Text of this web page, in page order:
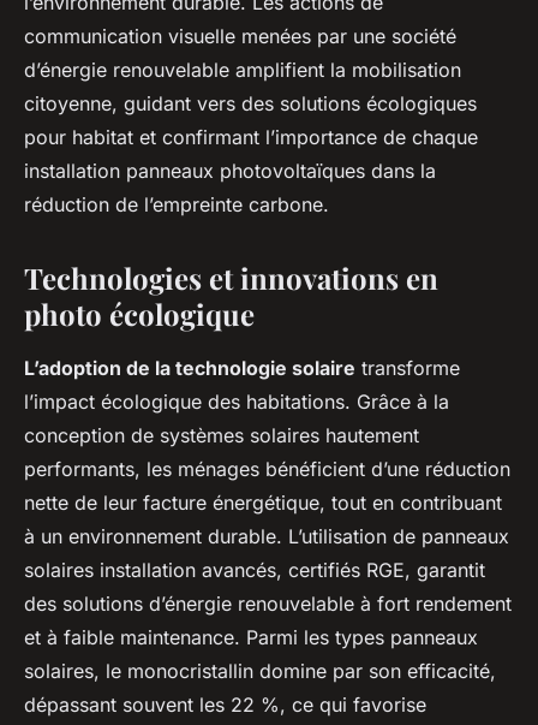
communication visuelle menées par une société
d’énergie renouvelable amplifient la mobilisation
citoyenne, guidant vers des solutions écologiques
pour habitat et confirmant l’importance de chaque
installation panneaux photovoltaïques dans la
réduction de l’empreinte carbone.
Technologies et innovations en
photo écologique
L’adoption de la technologie solaire transforme
l’impact écologique des habitations. Grâce à la
conception de systèmes solaires hautement
performants, les ménages bénéficient d’une réduction
nette de leur facture énergétique, tout en contribuant
à un environnement durable. L’utilisation de panneaux
solaires installation avancés, certifiés RGE, garantit
des solutions d’énergie renouvelable à fort rendement
et à faible maintenance. Parmi les types panneaux
solaires, le monocristallin domine par son efficacité,
dépassant souvent les 22 %, ce qui favorise